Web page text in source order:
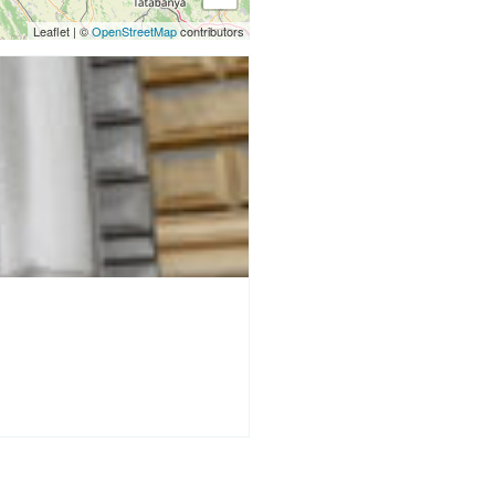
Leaflet | ©OpenStreetMapcontributors